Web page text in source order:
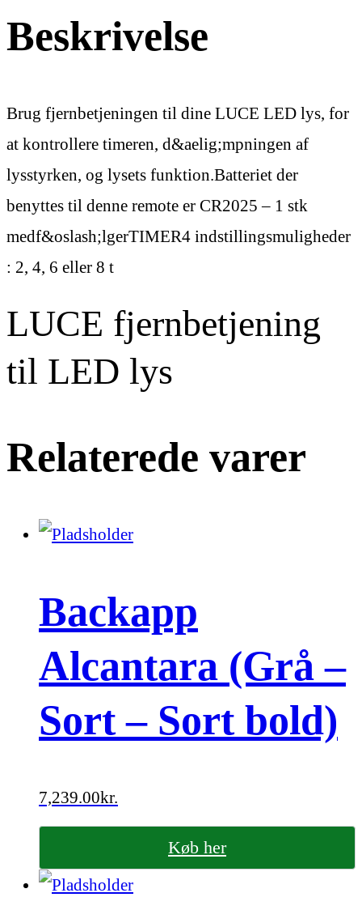
Beskrivelse
Brug fjernbetjeningen til dine LUCE LED lys, for
at kontrollere timeren, d&aelig;mpningen af
lysstyrken, og lysets funktion.Batteriet der
benyttes til denne remote er CR2025 – 1 stk
medf&oslash;lgerTIMER4 indstillingsmuligheder
: 2, 4, 6 eller 8 t
LUCE fjernbetjening
til LED lys
Relaterede varer
Backapp
Alcantara (Grå –
Sort – Sort bold)
7,239.00kr.
Køb her